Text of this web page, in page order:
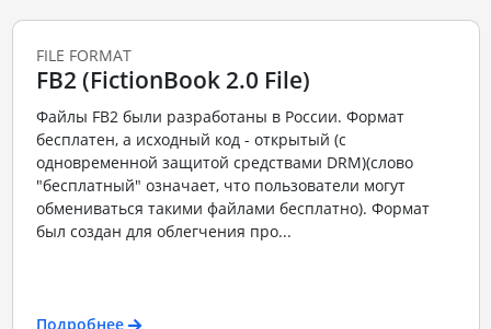
FILE FORMAT
FB2 (FictionBook 2.0 File)
Файлы FB2 были разработаны в России. Формат
бесплатен, а исходный код - открытый (с
одновременной защитой средствами DRM)(слово
"бесплатный" означает, что пользователи могут
обмениваться такими файлами бесплатно). Формат
был создан для облегчения про...
Подробнее